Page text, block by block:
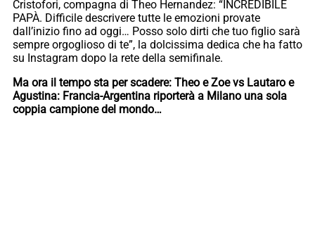
Cristofori, compagna di Theo Hernandez: “INCREDIBILE
PAPÀ. Difficile descrivere tutte le emozioni provate
dall’inizio fino ad oggi… Posso solo dirti che tuo figlio sarà
sempre orgoglioso di te”, la dolcissima dedica che ha fatto
su Instagram dopo la rete della semifinale.
Ma ora il tempo sta per scadere: Theo e Zoe vs Lautaro e
Agustina: Francia-Argentina riporterà a Milano una sola
coppia campione del mondo…